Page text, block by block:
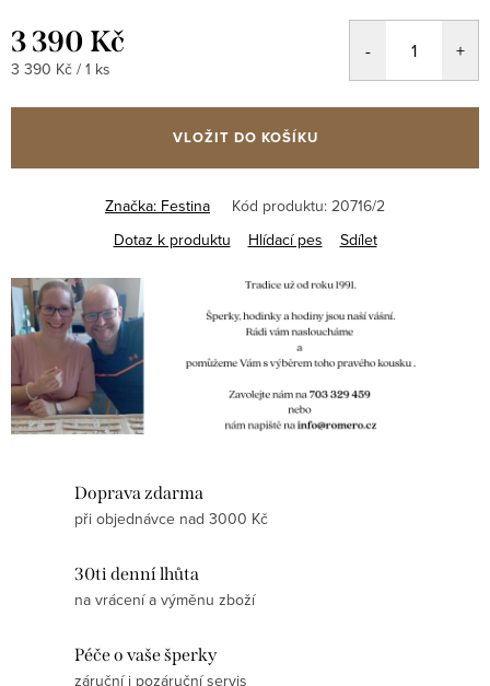
3 390 Kč
Měrná
3 390 Kč / 1 ks
VLOŽIT DO KOŠÍKU
Značka: Festina Kód produktu: 20716/2
Dotaz k produktu
Hlídací pes Sdílet
Doprava zdarma
při objednávce nad 3000 Kč
30ti denní lhůta
na vrácení a výměnu zboží
Péče o vaše šperky
záruční i pozáruční servis